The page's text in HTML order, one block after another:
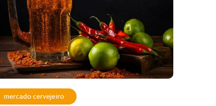
mercado cervejeiro